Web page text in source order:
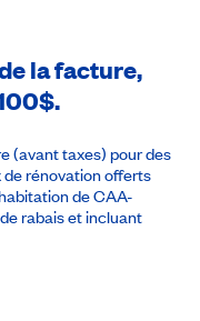
la facture,
(avant taxes) pour des
rénovation offerts
de CAA-
rabais et incluant